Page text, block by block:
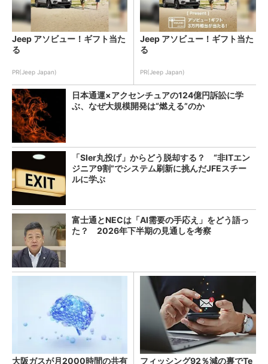
Jeep アソビュー！ギフト当た
る
PR(Jeep Japan)
Jeep アソビュー！ギフト当た
る
PR(Jeep Japan)
日本通運×アクセンチュアの124億円訴訟に学
ぶ、なぜ大規模開発は“燃える”のか
「SIer丸投げ」からどう脱却する？ “非ITエン
ジニア9割”でシステム刷新に挑んだJFEスチー
ルに学ぶ
富士通とNECは「AI需要の手応え」をどう語っ
た？ 2026年下半期の見通しを考察
大阪ガスが月2000時間の共有 フィッシング92％減の裏でTe